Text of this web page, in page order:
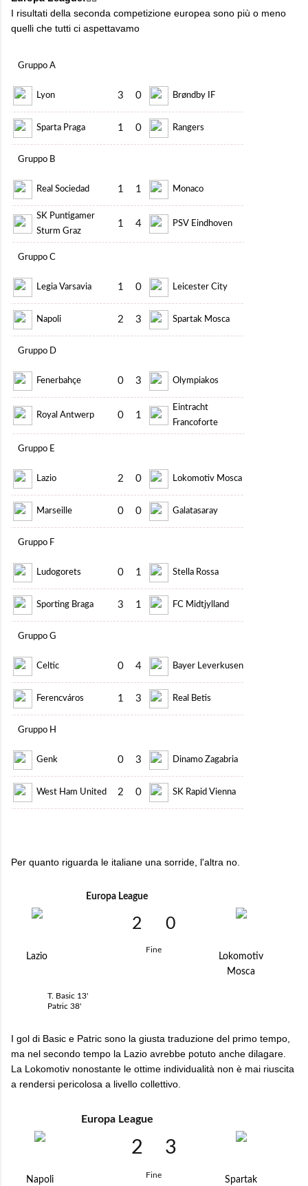
I risultati della seconda competizione europea sono più o meno
quelli che tutti ci aspettavamo
Gruppo A
Lyon 3 0 Brøndby IF
Sparta Praga 1 0 Rangers
Gruppo B
Real Sociedad 1 1 Monaco
SK Puntigamer
Sturm Graz
1 4 PSV Eindhoven
Gruppo C
Legia Varsavia 1 0 Leicester City
Napoli 2 3 Spartak Mosca
Gruppo D
Fenerbahçe 0 3 Olympiakos
Royal Antwerp 0 1
Eintracht
Francoforte
Gruppo E
Lazio 2 0 Lokomotiv Mosca
Marseille 0 0 Galatasaray
Gruppo F
Ludogorets 0 1 Stella Rossa
Sporting Braga 3 1 FC Midtjylland
Gruppo G
Celtic 0 4 Bayer Leverkusen
Ferencváros 1 3 Real Betis
Gruppo H
Genk 0 3 Dinamo Zagabria
West Ham United 2 0 SK Rapid Vienna
Per quanto riguarda le italiane una sorride, l'altra no.
Europa League
Lazio
2 0
Fine
Lokomotiv
Mosca
T. Basic 13'
Patric 38'
I gol di Basic e Patric sono la giusta traduzione del primo tempo,
ma nel secondo tempo la Lazio avrebbe potuto anche dilagare.
La Lokomotiv nonostante le ottime individualità non è mai riuscita
a rendersi pericolosa a livello collettivo.
Europa League
Napoli
2 3
Fine
Spartak